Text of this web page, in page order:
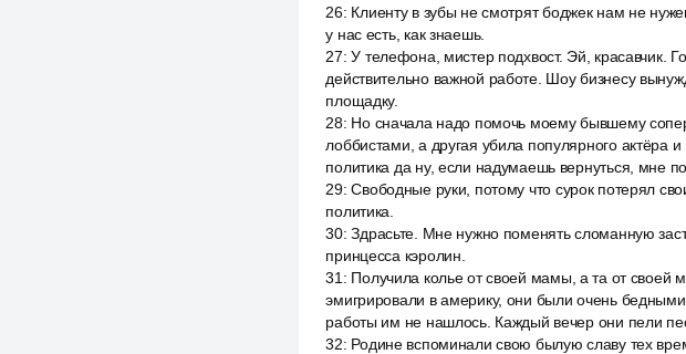
26: Клиенту в зубы не смотрят боджек нам не
у нас есть, как знаешь.
27:У телефона, мистер подхвост. Эй, красавчик.
действительно важной работе. Шоу бизнесу
площадку.
28: Но сначала надо помочь моему бывшему
лоббистами, а другая убила популярного
политика да ну, если надумаешь вернуться, мне
29:Свободные руки, потому что сурок потерял
политика.
30:Здрасьте. Мне нужно поменять сломанную
принцесса кэролин.
31 : Получила колье от своей мамы, а та от своей
эмигрировали в америку, они были очень
работы им не нашлось. Каждый вечер они пели
32: Родине вспоминали свою былую славу тех